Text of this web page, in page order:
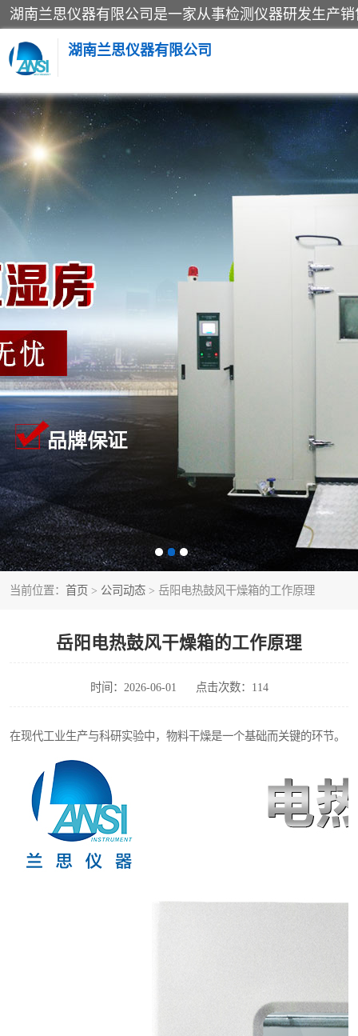
湖南兰思仪器有限公司
当前位置： 首页 > 公司动态 > 岳阳电热鼓风干燥箱的工作原理
岳阳电热鼓风干燥箱的工作原理
时间：2026-06-01 点击次数：114
在现代工业生产与科研实验中，物料干燥是一个基础而关键的环节。
老化房
工业烘箱